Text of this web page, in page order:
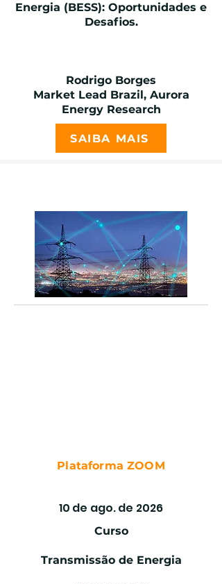
Energia (BESS): Oportunidades e
Desafios.
Rodrigo Borges
Market Lead Brazil, Aurora
Energy Research
SAIBA MAIS
Plataforma ZOOM
10 de ago. de 2026
Curso
Transmissão de Energia